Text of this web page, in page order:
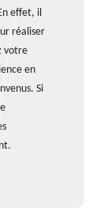
effet, il
réaliser
votre
en
Si